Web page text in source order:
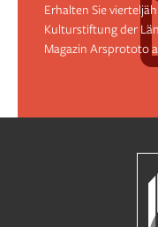
Erhalten Sie
Kulturstiftung der
Magazin Arsprototo